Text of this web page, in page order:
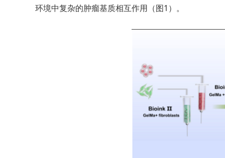
环境中复杂的肿瘤基质相互作用（图1）。